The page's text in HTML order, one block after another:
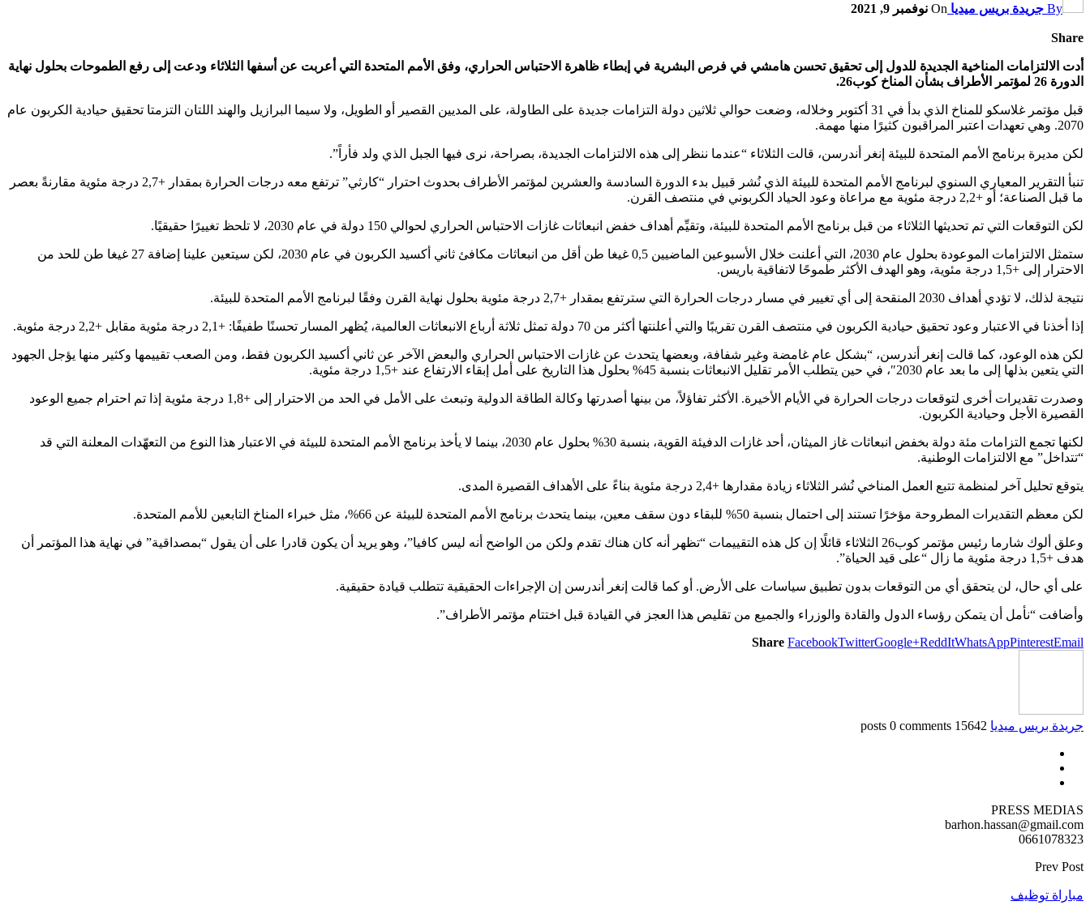
By جريدة بريس ميديا On نوفمبر 9, 2021
Share
أدت الالتزامات المناخية الجديدة للدول إلى تحقيق تحسن هامشي في فرص البشرية في إبطاء ظاهرة الاحتباس الحراري، وفق الأمم المتحدة التي أعربت عن أسفها الثلاثاء ودعت إلى رفع الطموحات بحلول نهاية
الدورة 26 لمؤتمر الأطراف بشأن المناخ كوب26.
قبل مؤتمر غلاسكو للمناخ الذي بدأ في 31 أكتوبر وخلاله، وضعت حوالي ثلاثين دولة التزامات جديدة على الطاولة، على المديين القصير أو الطويل، ولا سيما البرازيل والهند اللتان التزمتا تحقيق حيادية الكربون عام
2070. وهي تعهدات اعتبر المراقبون كثيرًا منها مهمة.
لكن مديرة برنامج الأمم المتحدة للبيئة إنغر أندرسن، قالت الثلاثاء “عندما ننظر إلى هذه الالتزامات الجديدة، بصراحة، نرى فيها الجبل الذي ولد فأراً”.
تنبأ التقرير المعياري السنوي لبرنامج الأمم المتحدة للبيئة الذي نُشر قبيل بدء الدورة السادسة والعشرين لمؤتمر الأطراف بحدوث احترار “كارثي” ترتفع معه درجات الحرارة بمقدار +2,7 درجة مئوية مقارنةً بعصر
ما قبل الصناعة؛ أو +2,2 درجة مئوية مع مراعاة وعود الحياد الكربوني في منتصف القرن.
لكن التوقعات التي تم تحديثها الثلاثاء من قبل برنامج الأمم المتحدة للبيئة، وتقيِّم أهداف خفض انبعاثات غازات الاحتباس الحراري لحوالي 150 دولة في عام 2030، لا تلحظ تغييرًا حقيقيًا.
ستمثل الالتزامات الموعودة بحلول عام 2030، التي أعلنت خلال الأسبوعين الماضيين 0,5 غيغا طن أقل من انبعاثات مكافئ ثاني أكسيد الكربون في عام 2030، لكن سيتعين علينا إضافة 27 غيغا طن للحد من
الاحترار إلى +1,5 درجة مئوية، وهو الهدف الأكثر طموحًا لاتفاقية باريس.
نتيجة لذلك، لا تؤدي أهداف 2030 المنقحة إلى أي تغيير في مسار درجات الحرارة التي سترتفع بمقدار +2,7 درجة مئوية بحلول نهاية القرن وفقًا لبرنامج الأمم المتحدة للبيئة.
إذا أخذنا في الاعتبار وعود تحقيق حيادية الكربون في منتصف القرن تقريبًا والتي أعلنتها أكثر من 70 دولة تمثل ثلاثة أرباع الانبعاثات العالمية، يُظهر المسار تحسنًا طفيفًا: +2,1 درجة مئوية مقابل +2,2 درجة مئوية.
لكن هذه الوعود، كما قالت إنغر أندرسن، “بشكل عام غامضة وغير شفافة، وبعضها يتحدث عن غازات الاحتباس الحراري والبعض الآخر عن ثاني أكسيد الكربون فقط، ومن الصعب تقييمها وكثير منها يؤجل الجهود
التي يتعين بذلها إلى ما بعد عام 2030″، في حين يتطلب الأمر تقليل الانبعاثات بنسبة 45% بحلول هذا التاريخ على أمل إبقاء الارتفاع عند +1,5 درجة مئوية.
وصدرت تقديرات أخرى لتوقعات درجات الحرارة في الأيام الأخيرة. الأكثر تفاؤلاً، من بينها أصدرتها وكالة الطاقة الدولية وتبعث على الأمل في الحد من الاحترار إلى +1,8 درجة مئوية إذا تم احترام جميع الوعود
القصيرة الأجل وحيادية الكربون.
لكنها تجمع التزامات مئة دولة بخفض انبعاثات غاز الميثان، أحد غازات الدفيئة القوية، بنسبة 30% بحلول عام 2030، بينما لا يأخذ برنامج الأمم المتحدة للبيئة في الاعتبار هذا النوع من التعهّدات المعلنة التي قد
“تتداخل” مع الالتزامات الوطنية.
يتوقع تحليل آخر لمنظمة تتبع العمل المناخي نُشر الثلاثاء زيادة مقدارها +2,4 درجة مئوية بناءً على الأهداف القصيرة المدى.
لكن معظم التقديرات المطروحة مؤخرًا تستند إلى احتمال بنسبة 50% للبقاء دون سقف معين، بينما يتحدث برنامج الأمم المتحدة للبيئة عن 66%، مثل خبراء المناخ التابعين للأمم المتحدة.
وعلق ألوك شارما رئيس مؤتمر كوب26 الثلاثاء قائلًا إن كل هذه التقييمات “تظهر أنه كان هناك تقدم ولكن من الواضح أنه ليس كافيا”، وهو يريد أن يكون قادرا على أن يقول “بمصداقية” في نهاية هذا المؤتمر أن
هدف +1,5 درجة مئوية ما زال “على قيد الحياة”.
على أي حال، لن يتحقق أي من التوقعات بدون تطبيق سياسات على الأرض. أو كما قالت إنغر أندرسن إن الإجراءات الحقيقية تتطلب قيادة حقيقية.
وأضافت “نأمل أن يتمكن رؤساء الدول والقادة والوزراء والجميع من تقليص هذا العجز في القيادة قبل اختتام مؤتمر الأطراف”.
Share FacebookTwitterGoogle+ReddItWhatsAppPinterestEmail
جريدة بريس ميديا 15642 posts
0 comments
PRESS MEDIAS
barhon.hassan@gmail.com
0661078323
Prev Post
مباراة توظيف